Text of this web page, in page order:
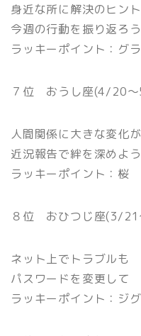
身近な所に解決のヒント
今週の行動を振り返ろう
ラッキーポイント：グ
７位 おうし座(4/20
人間関係に大きな変化が
近況報告で絆を深めよう
ラッキーポイント：桜
８位 おひつじ座(3/
ネット上でトラブルも
パスワードを変更して
ラッキーポイント：ジ